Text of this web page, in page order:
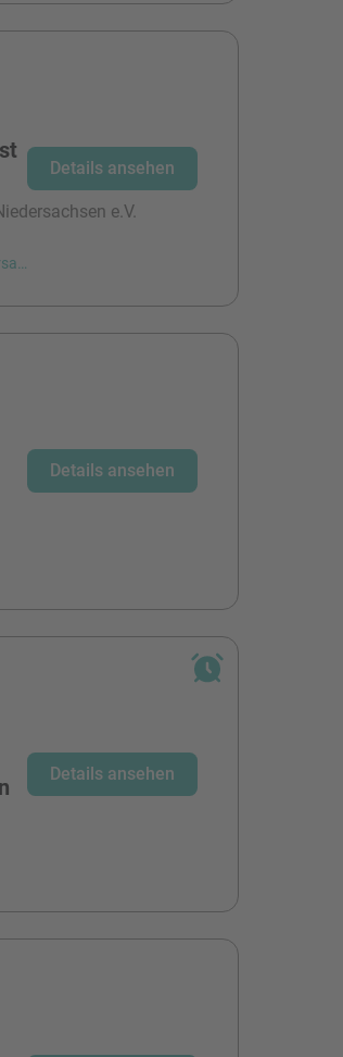
e.V.
Details ansehen
Details ansehen
Details ansehen